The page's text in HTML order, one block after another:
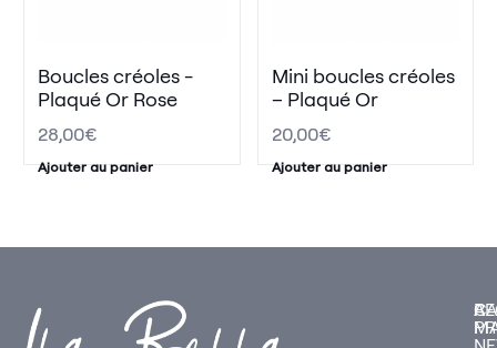
Boucles créoles -
Plaqué Or Rose
28,00€
Ajouter au panier
Mini boucles créoles
– Plaqué Or
20,00€
Ajouter au panier
A